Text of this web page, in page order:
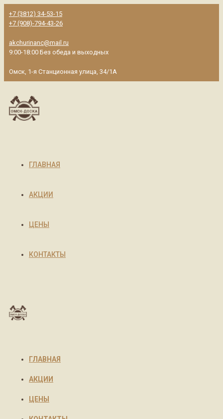
+7 (3812) 34-53-15
+7 (908)-794-43-26
akchurinanc@mail.ru
9:00-18:00 Без обеда и выходных
Омск, 1-я Станционная улица, 34/1А
ГЛАВНАЯ
АКЦИИ
ЦЕНЫ
КОНТАКТЫ
ГЛАВНАЯ
АКЦИИ
ЦЕНЫ